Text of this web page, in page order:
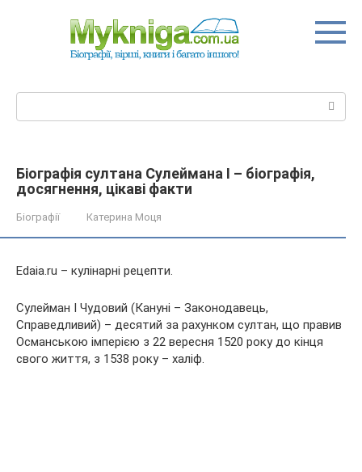
Біографія султана Сулеймана I – біографія,
досягнення, цікаві факти
Біографії Катерина Моця
Edaia.ru – кулінарні рецепти.
Сулейман I Чудовий (Кануні – Законодавець,
Справедливий) – десятий за рахунком султан, що правив
Османською імперією з 22 вересня 1520 року до кінця
свого життя, з 1538 року – халіф.